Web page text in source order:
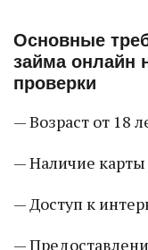
Основные
займа онлайн
проверки
— Возраст от 18
— Наличие карты
— Доступ к
—